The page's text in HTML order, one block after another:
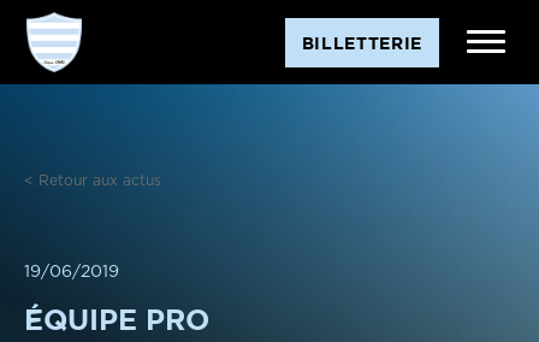
Aller
contenu
BILLETTERIE
< Retour aux actus
19/06/2019
ÉQUIPE PRO